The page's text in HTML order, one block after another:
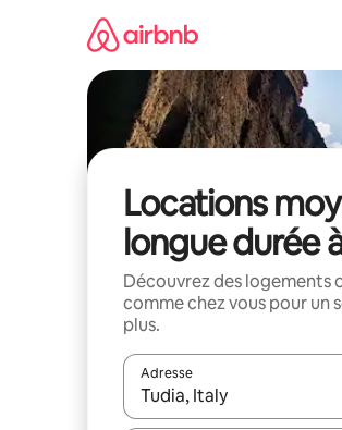
Locations
longue durée
Découvrez des logements
comme chez vous pour un
plus.
Adresse
Lorsque les résultats